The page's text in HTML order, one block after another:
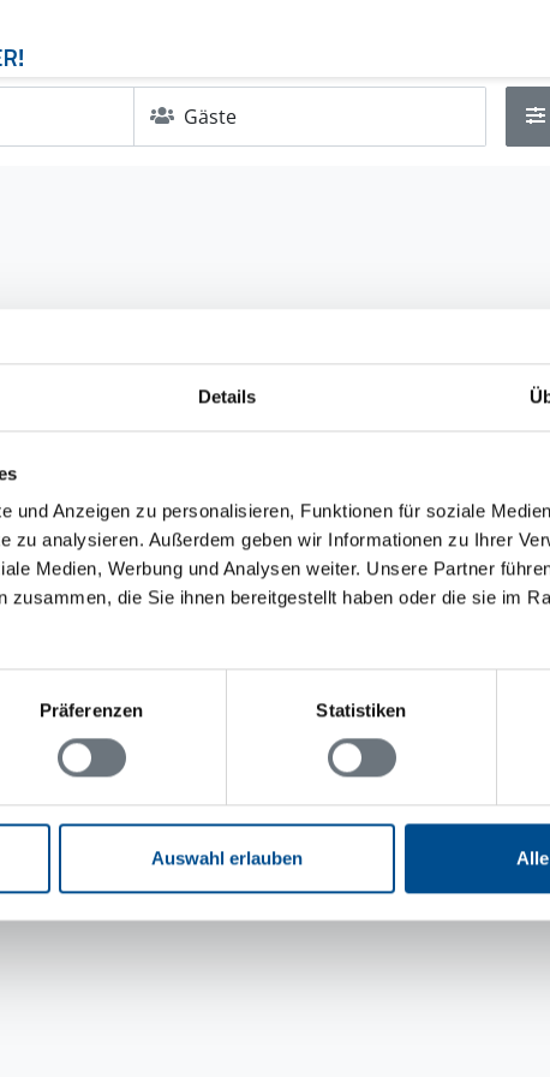
Details
und Anzeigen zu personalisieren, Funktionen für soziale
zu analysieren. Außerdem geben wir Informationen zu Ihrer
Medien, Werbung und Analysen weiter. Unsere Partner
zusammen, die Sie ihnen bereitgestellt haben oder die sie im
Präferenzen Statistiken
Auswahl erlauben
Gäste